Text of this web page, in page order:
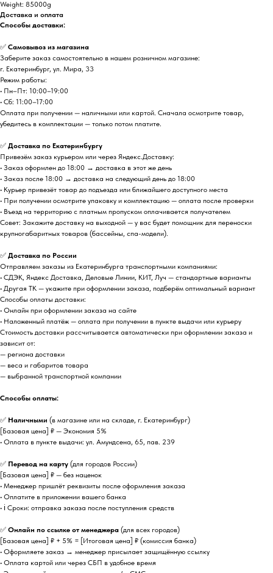
Weight: 85000g
Доставка и оплата
Способы доставки:
✅ Самовывоз из магазина
Заберите заказ самостоятельно в нашем розничном магазине:
г. Екатеринбург, ул. Мира, 33
Режим работы:
• Пн–Пт: 10:00–19:00
• Сб: 11:00–17:00
Оплата при получении — наличными или картой. Сначала осмотрите товар,
убедитесь в комплектации — только потом платите.
✅ Доставка по Екатеринбургу
Привезём заказ курьером или через Яндекс.Доставку:
• Заказ оформлен до 18:00 → доставка в этот же день
• Заказ после 18:00 → доставка на следующий день до 18:00
• Курьер привезёт товар до подъезда или ближайшего доступного места
• При получении осмотрите упаковку и комплектацию — оплата после проверки
• Въезд на территорию с платным пропуском оплачивается получателем
Совет: Закажите доставку на выходной — у вас будет помощник для переноски
крупногабаритных товаров (бассейны, спа-модели).
✅ Доставка по России
Отправляем заказы из Екатеринбурга транспортными компаниями:
• СДЭК, Яндекс Доставка, Деловые Линии, КИТ, Луч — стандартные варианты
• Другая ТК — укажите при оформлении заказа, подберём оптимальный вариант
Способы оплаты доставки:
• Онлайн при оформлении заказа на сайте
• Наложенный платёж — оплата при получении в пункте выдачи или курьеру
Стоимость доставки рассчитывается автоматически при оформлении заказа и
зависит от:
— региона доставки
— веса и габаритов товара
— выбранной транспортной компании
Способы оплаты:
✅ Наличными (в магазине или на складе, г. Екатеринбург)
[Базовая цена] ₽ — Экономия 5%
• Оплата в пункте выдачи: ул. Амундсена, 65, пав. 239
✅ Перевод на карту (для городов России)
[Базовая цена] ₽ — без наценок
• Менеджер пришлёт реквизиты после оформления заказа
• Оплатите в приложении вашего банка
• ℹ️ Сроки: отправка заказа после поступления средств
✅ Онлайн по ссылке от менеджера (для всех городов)
[Базовая цена] ₽ + 5% = [Итоговая цена] ₽ (комиссия банка)
• Оформляете заказ → менеджер присылает защищённую ссылку
• Оплата картой или через СБП в удобное время